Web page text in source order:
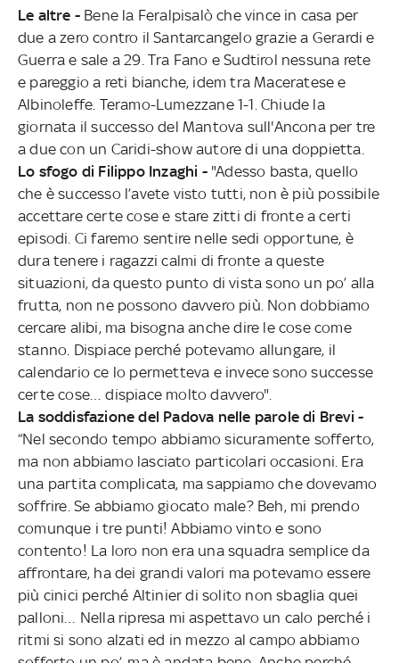
Le altre - Bene la Feralpisalò che vince in casa per
due a zero contro il Santarcangelo grazie a Gerardi e
Guerra e sale a 29. Tra Fano e Sudtirol nessuna rete
e pareggio a reti bianche, idem tra Maceratese e
Albinoleffe. Teramo-Lumezzane 1-1. Chiude la
giornata il successo del Mantova sull'Ancona per tre
a due con un Caridi-show autore di una doppietta.
Lo sfogo di Filippo Inzaghi - "Adesso basta, quello
che è successo l’avete visto tutti, non è più possibile
accettare certe cose e stare zitti di fronte a certi
episodi. Ci faremo sentire nelle sedi opportune, è
dura tenere i ragazzi calmi di fronte a queste
situazioni, da questo punto di vista sono un po’ alla
frutta, non ne possono davvero più. Non dobbiamo
cercare alibi, ma bisogna anche dire le cose come
stanno. Dispiace perché potevamo allungare, il
calendario ce lo permetteva e invece sono successe
certe cose… dispiace molto davvero".
La soddisfazione del Padova nelle parole di Brevi -
“Nel secondo tempo abbiamo sicuramente sofferto,
ma non abbiamo lasciato particolari occasioni. Era
una partita complicata, ma sappiamo che dovevamo
soffrire. Se abbiamo giocato male? Beh, mi prendo
comunque i tre punti! Abbiamo vinto e sono
contento! La loro non era una squadra semplice da
affrontare, ha dei grandi valori ma potevamo essere
più cinici perché Altinier di solito non sbaglia quei
palloni… Nella ripresa mi aspettavo un calo perché i
ritmi si sono alzati ed in mezzo al campo abbiamo